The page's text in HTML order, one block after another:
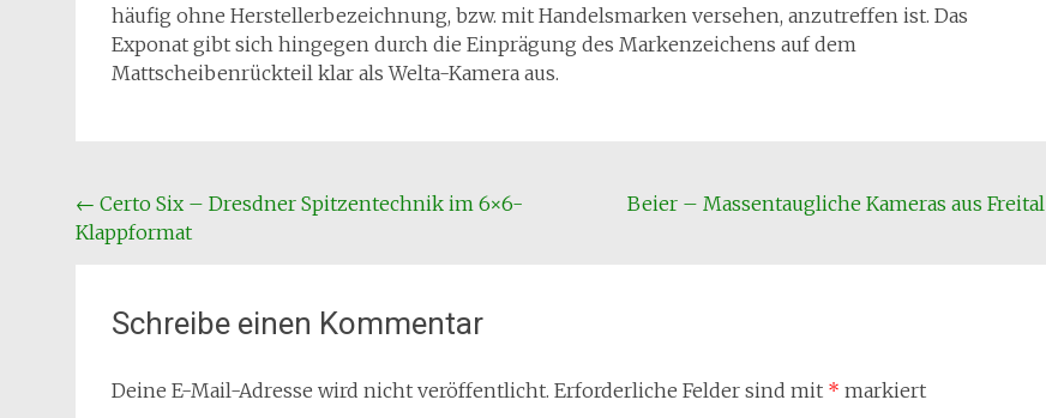
häufig ohne Herstellerbezeichnung, bzw. mit Handelsmarken versehen, anzutreffen ist. Das
Exponat gibt sich hingegen durch die Einprägung des Markenzeichens auf dem
Mattscheibenrückteil klar als Welta-Kamera aus.
Beitragsnavigation
← Certo Six – Dresdner Spitzentechnik im 6×6-
Klappformat
Beier – Massentaugliche Kameras aus Freital
Schreibe einen Kommentar
Deine E-Mail-Adresse wird nicht veröffentlicht. Erforderliche Felder sind mit * markiert